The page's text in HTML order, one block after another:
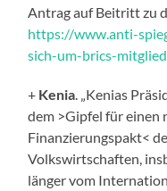
Antrag auf Beitritt zu
https://www.anti-
sich-um-brics-
+ Kenia . „Kenias
dem >Gipfel für einen
Finanzierungspakt<
Volkswirtschaften,
länger vom